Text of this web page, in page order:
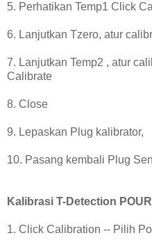
5. Perhatikan Temp1 Click
6. Lanjutkan Tzero, atur
7. Lanjutkan Temp2 , atur
Calibrate
8. Close
9. Lepaskan Plug kalibrator,
10. Pasang kembali Plug
Kalibrasi T-Detection POUR
1. Click Calibration -- Pilih